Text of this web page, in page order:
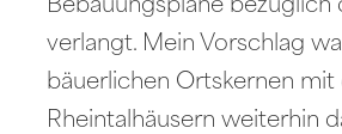
Bebauungspläne bezüglich
verlangt. Mein Vorschlag
bäuerlichen Ortskernen mit
Rheintalhäusern weiterhin